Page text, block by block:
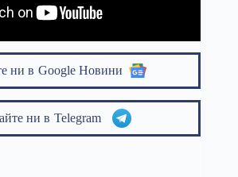
ни в Google Новини
ни в Telegram